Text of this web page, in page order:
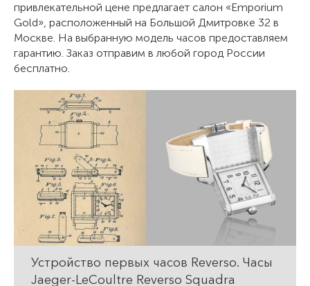
привлекательной цене предлагает салон «Emporium
Gold», расположенный на Большой Дмитровке 32 в
Москве. На выбранную модель часов предоставляем
гарантию. Заказ отправим в любой город России
бесплатно.
Устройство первых часов Reverso. Часы
Jaeger-LeCoultre Reverso Squadra